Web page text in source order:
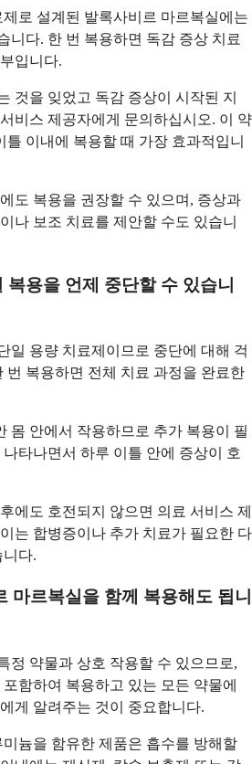
로 설계된 발록사비르 마르복실에는
니다. 한 번 복용하면 독감 증상 치료
입니다.
것을 잊었고 독감 증상이 시작된 지
비스 제공자에게 문의하십시오. 이 약
틀 이내에 복용할 때 가장 효과적입니
도 복용을 권장할 수 있으며, 증상과
나 보조 치료를 제안할 수도 있습니
복용을 언제 중단할 수 있습니
일 용량 치료제이므로 중단에 대해 걱
번 복용하면 전체 치료 과정을 완료한
몸 안에서 작용하므로 추가 복용이 필
타나면서 하루 이틀 안에 증상이 호
에도 호전되지 않으면 의료 서비스 제
는 합병증이나 추가 치료가 필요한 다
다.
마르복실을 함께 복용해도 됩니
정 약물과 상호 작용할 수 있으므로,
함하여 복용하고 있는 모든 약물에
게 알려주는 것이 중요합니다.
늄을 함유한 제품은 흡수를 방해할